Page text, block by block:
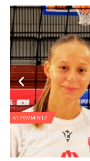
A1 FEMMINILE
UYBA Busto
e Beatrice